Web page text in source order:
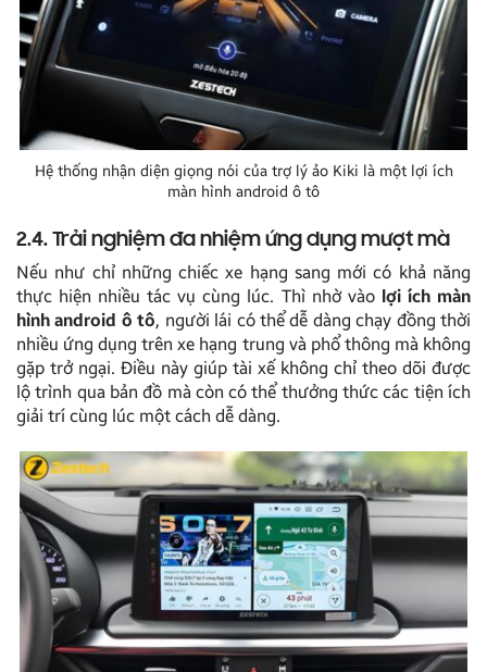
Hệ thống nhận diện giọng nói của trợ lý ảo Kiki là một lợi ích
màn hình android ô tô
2.4. Trải nghiệm đa nhiệm ứng dụng mượt mà
Nếu như chỉ những chiếc xe hạng sang mới có khả năng
thực hiện nhiều tác vụ cùng lúc. Thì nhờ vàolợi ích màn
hình android ô tô, người lái có thể dễ dàng chạy đồng thời
nhiều ứng dụng trên xe hạng trung và phổ thông mà không
gặp trở ngại. Điều này giúp tài xế không chỉ theo dõi được
lộ trình qua bản đồ mà còn có thể thưởng thức các tiện ích
giải trí cùng lúc một cách dễ dàng.